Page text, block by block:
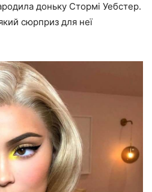
доньку Стормі Уебстер.
сюрприз для неї